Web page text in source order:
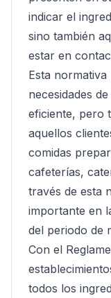
indicar el
sino también
estar en
Esta
necesidades
eficiente, pero
aquellos
comidas
cafeterías,
través de esta
importante en
del periodo de
Con el
todos los